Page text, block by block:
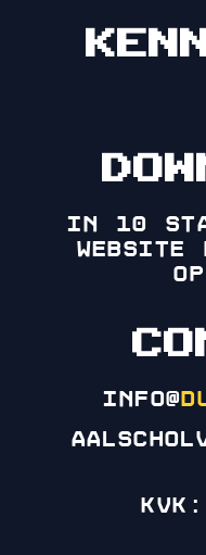
in 10
website
info@